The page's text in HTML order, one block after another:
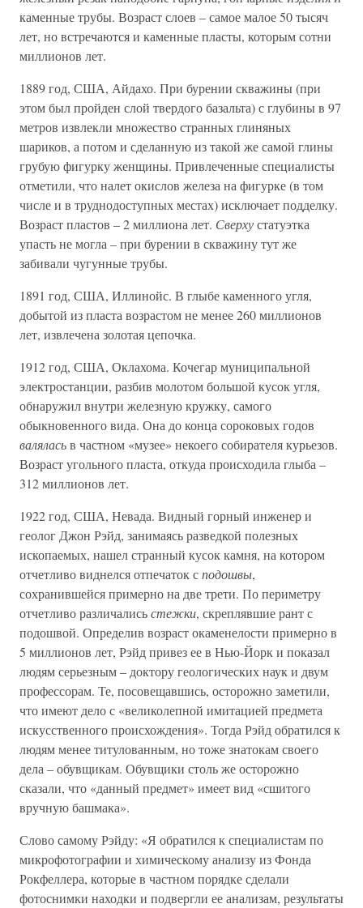
каменные трубы. Возраст слоев – самое малое 50 тысяч
лет, но встречаются и каменные пласты, которым сотни
миллионов лет.
1889 год, США, Айдахо. При бурении скважины (при
этом был пройден слой твердого базальта) с глубины в 97
метров извлекли множество странных глиняных
шариков, а потом и сделанную из такой же самой глины
грубую фигурку женщины. Привлеченные специалисты
отметили, что налет окислов железа на фигурке (в том
числе и в труднодоступных местах) исключает подделку.
Возраст пластов – 2 миллиона лет. Сверхустатуэтка
упасть не могла – при бурении в скважину тут же
забивали чугунные трубы.
1891 год, США, Иллинойс. В глыбе каменного угля,
добытой из пласта возрастом не менее 260 миллионов
лет, извлечена золотая цепочка.
1912 год, США, Оклахома. Кочегар муниципальной
электростанции, разбив молотом большой кусок угля,
обнаружил внутри железную кружку, самого
обыкновенного вида. Она до конца сороковых годов
валяласьв частном «музее» некоего собирателя курьезов.
Возраст угольного пласта, откуда происходила глыба –
312 миллионов лет.
1922 год, США, Невада. Видный горный инженер и
геолог Джон Рэйд, занимаясь разведкой полезных
ископаемых, нашел странный кусок камня, на котором
отчетливо виднелся отпечаток сподошвы,
сохранившейся примерно на две трети. По периметру
отчетливо различалисьстежки, скреплявшие рант с
подошвой. Определив возраст окаменелости примерно в
5 миллионов лет, Рэйд привез ее в Нью-Йорк и показал
людям серьезным – доктору геологических наук и двум
профессорам. Те, посовещавшись, осторожно заметили,
что имеют дело с «великолепной имитацией предмета
искусственного происхождения». Тогда Рэйд обратился к
людям менее титулованным, но тоже знатокам своего
дела – обувщикам. Обувщики столь же осторожно
сказали, что «данный предмет» имеет вид «сшитого
вручную башмака».
Слово самому Рэйду: «Я обратился к специалистам по
микрофотографии и химическому анализу из Фонда
Рокфеллера, которые в частном порядке сделали
фотоснимки находки и подвергли ее анализам, результаты